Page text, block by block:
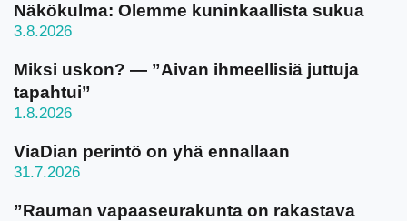
Näkökulma: Olemme kuninkaallista sukua
3.8.2026
Miksi uskon? — ”Aivan ihmeellisiä juttuja
tapahtui”
1.8.2026
ViaDian perintö on yhä ennallaan
31.7.2026
”Rauman vapaaseurakunta on rakastava